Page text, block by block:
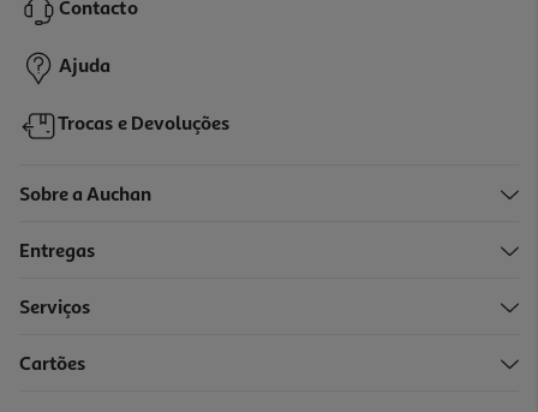
89,99 €
Contacto
Ajuda
Trocas e Devoluções
Sobre a Auchan
Entregas
Serviços
Cartões